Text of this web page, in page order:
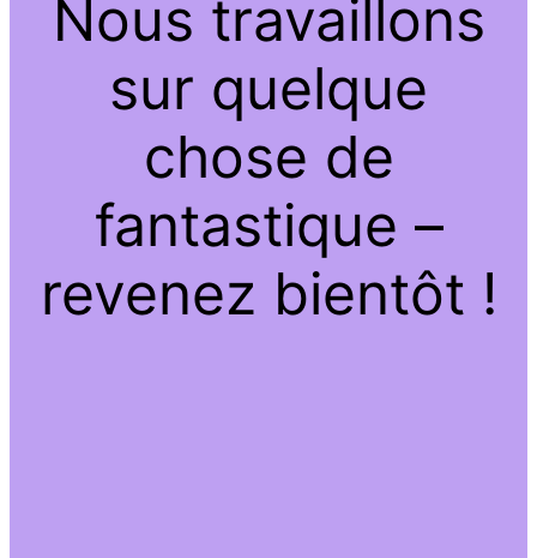
Nous travaillons
sur quelque
chose de
fantastique –
revenez bientôt !